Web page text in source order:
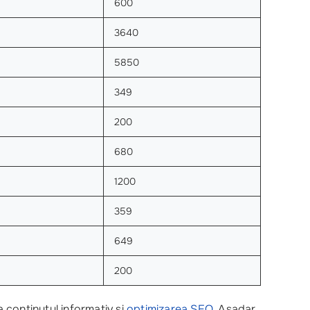
600
3640
5850
349
200
680
1200
359
649
200